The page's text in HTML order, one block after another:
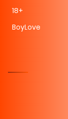
18+
BoyLove